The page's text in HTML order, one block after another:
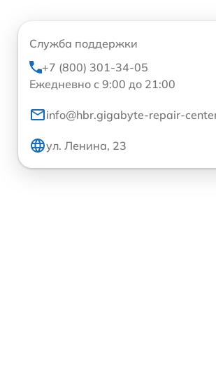
Служба поддержки
+7 (800) 301-34-05
Ежедневно с 9:00 до 21:00
info@hbr.gigabyte-repair-
ул. Ленина, 23